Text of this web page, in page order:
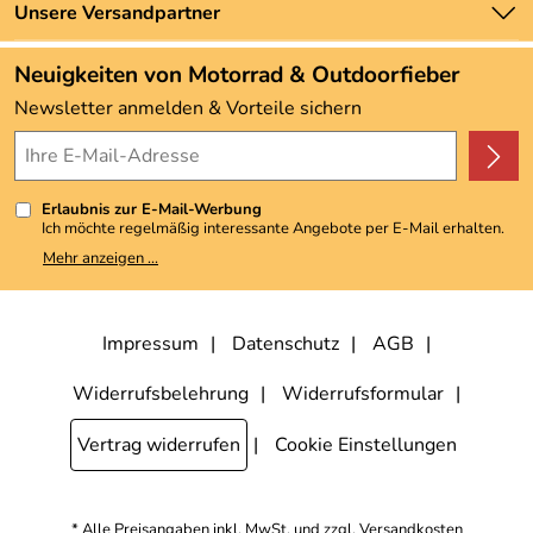
Zahlung und Versand
Neu
Angebote
Kundenbewertungen (3.492)
4,9/5*****
Unsere Versandpartner
Neuigkeiten von Motorrad & Outdoorfieber
Newsletter anmelden & Vorteile sichern
Erlaubnis zur E-Mail-Werbung
Ich möchte regelmäßig interessante Angebote per E-Mail erhalten.
Meine E-Mail-Adresse wird nicht an andere Unternehmen
weitergegeben. Zu statistischen Zwecken wird in anonymer Form
kann ich jederzeit mit Wirkung für die Zukunft widerrufen, indem ich
den Link "Abmelden" am Ende des Newsletters anklicke. Die
Mehr anzeigen ...
Impressum Datenschutz
AGB
Widerrufsbelehrung
Widerrufsformular
Vertrag widerrufen
Cookie Einstellungen